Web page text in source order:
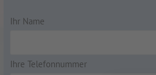
Ihr Name
Ihre Telefonnummer